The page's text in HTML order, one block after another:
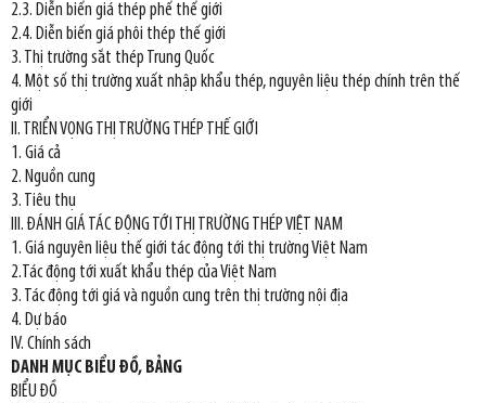
2.3. Diễn biến giá thép phế thế giới
2.4. Diễn biến giá phôi thép thế giới
3. Thị trường sắt thép Trung Quốc
4. Một số thị trường xuất nhập khẩu thép, nguyên liệu thép chính trên thế
giới
II. TRIỂN VỌNG THỊ TRƯỜNG THÉP THẾ GIỚI
1. Giá cả
2. Nguồn cung
3. Tiêu thụ
III. ĐÁNH GIÁ TÁC ĐỘNG TỚI THỊ TRƯỜNG THÉP VIỆT NAM
1. Giá nguyên liệu thế giới tác động tới thị trường Việt Nam
2.Tác động tới xuất khẩu thép của Việt Nam
3. Tác động tới giá và nguồn cung trên thị trường nội địa
4. Dự báo
IV. Chính sách
DANH MỤC BIỂU ĐỒ, BẢNG
BIỂU ĐỒ